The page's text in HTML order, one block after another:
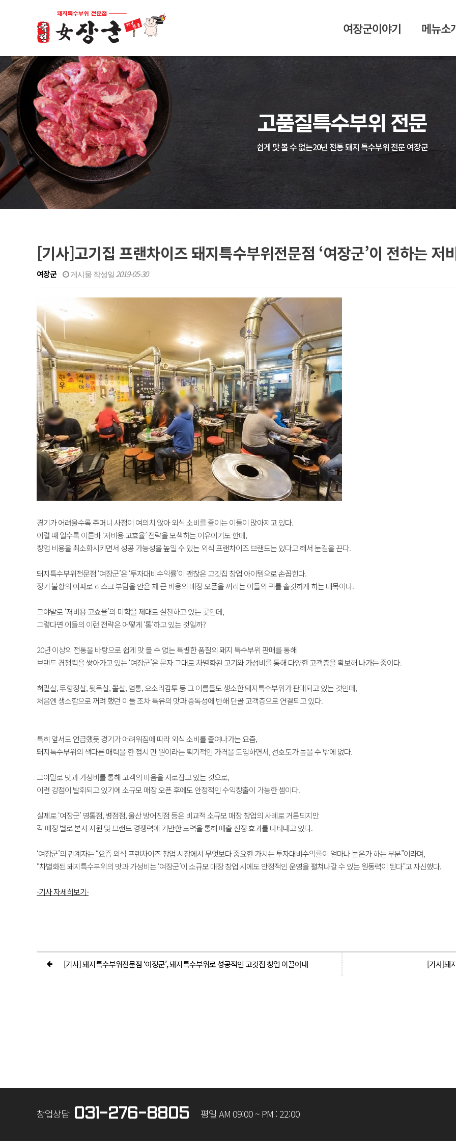
여장군이야기 메뉴소
고품질특수부위 전문
쉽게 맛 볼 수 없는20년 전통 돼지 특수부위 전문 여장군
[기사]고기집 프랜차이즈 돼지특수부위전문점 ‘여장군’이 전하는 저
여장군 게시물 작성일 2019-05-30
경기가 어려울수록 주머니 사정이 여의치 않아 외식 소비를 줄이는 이들이 많아지고 있다.
이럴 때 일수록 이른바 ‘저비용 고효율’ 전략을 모색하는 이유이기도 한데,
창업 비용을 최소화시키면서 성공 가능성을 높일 수 있는 외식 프랜차이즈 브랜드는 있다고 해서 눈길을 끈다.
돼지특수부위전문점 ‘여장군’은 ‘투자대비수익률’이 괜찮은 고깃집 창업 아이템으로 손꼽힌다.
장기 불황의 여파로 리스크 부담을 안은 채 큰 비용의 매장 오픈을 꺼리는 이들의 귀를 솔깃하게 하는 대목이다.
그야말로 ‘저비용 고효율’의 미학을 제대로 실천하고 있는 곳인데,
그렇다면 이들의 이런 전략은 어떻게 ‘통’하고 있는 것일까?
​20년 이상의 전통을 바탕으로 쉽게 맛 볼 수 없는 특별한 품질의 돼지 특수부위 판매를 통해
브랜드 경쟁력을 쌓아가고 있는 ‘여장군’은 문자 그대로 차별화된 고기와 가성비를 통해 다양한 고객층을 확보해 나가는 중이다.
​혀밑살, 두항정살, 뒷목살, 뽈살, 염통, 오소리감투 등 그 이름들도 생소한 돼지특수부위가 판매되고 있는 것인데,
처음엔 생소함으로 꺼려 했던 이들 조차 특유의 맛과 중독성에 반해 단골 고객층으로 연결되고 있다.
특히 앞서도 언급했듯 경기가 어려워짐에 따라 외식 소비를 줄여나가는 요즘,
돼지특수부위의 색다른 매력을 한 접시 만 원이라는 획기적인 가격을 도입하면서, 선호도가 높을 수 밖에 없다.
그야말로 맛과 가성비를 통해 고객의 마음을 사로잡고 있는 것으로,
이런 강점이 발휘되고 있기에 소규모 매장 오픈 후에도 안정적인 수익창출이 가능한 셈이다.
실제로 ‘여장군’ 영통점, 병점점, 울산 방어진점 등은 비교적 소규모 매장 창업의 사례로 거론되지만
각 매장 별로 본사 지원 및 브랜드 경쟁력에 기반한 노력을 통해 매출 신장 효과를 나타내고 있다.
​‘여장군’의 관계자는 “요즘 외식 프랜차이즈 창업 시장에서 무엇보다 중요한 가치는투자대비수익률이 얼마나 높은가 하는 부분”이라며,
“차별화된 돼지특수부위의 맛과 가성비는 ‘여장군’이 소규모 매장 창업 시에도 안정적인 운영을 펼쳐나갈 수 있는 원동력이 된다”고 자신했다.
-기사 자세히보기-​
[기사] 돼지특수부위전문점 ‘여장군’, 돼지특수부위로 성공적인 고깃집 창업 이끌어내 [기사]돼
창업상담 031-276-8805 평일 AM 09:00 ~ PM : 22:00